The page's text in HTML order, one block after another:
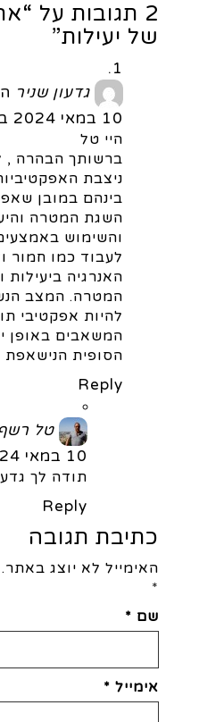
2 תגובות על
של יעילות”
גדעון שניר
10 במאי 2024 בשעה 7:12
היי טל
ברשותך הבהרה ,
ניצבת
בינהם במובן
השגת המטרה
והשימוש
לעבוד כמו חמור
האנרגיה ביעילות
המטרה. המצב
להיות אפקטיבי
המשאבים באופן
הסופית הנישאפת
Reply
טל רשף
10 במאי 2024 בשעה 9:50
תודה לך
Reply
כתיבת תגובה
האימייל לא יוצג באתר.
*
שם *
אימייל *